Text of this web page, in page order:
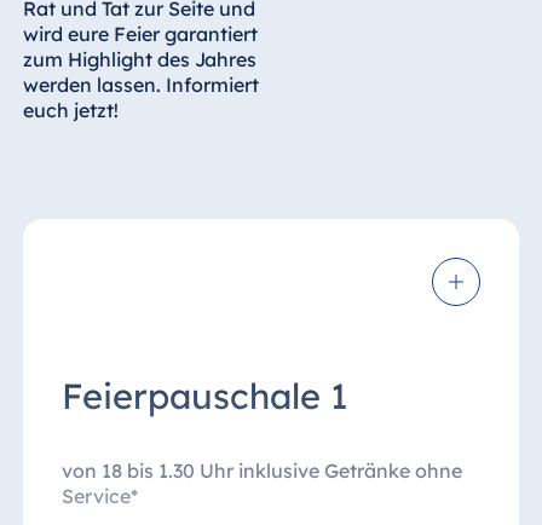
Rat und Tat zur Seite und
wird eure Feier garantiert
zum Highlight des Jahres
werden lassen. Informiert
euch jetzt!
Feierpauschale 1
von 18 bis 1.30 Uhr inklusive Getränke ohne
Service*